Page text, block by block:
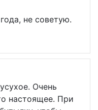
не советую.
Очень
настоящее. При